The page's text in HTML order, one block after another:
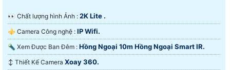
️👀 Chất lượng hình Ảnh : 2K Lite .
⚜️ Camera Công nghệ : IP Wifi.
🔦 Xem Được Ban Đêm : Hồng Ngoại 10m Hồng Ngoại Smart IR.
↕️ Thiết Kế Camera Xoay 360.